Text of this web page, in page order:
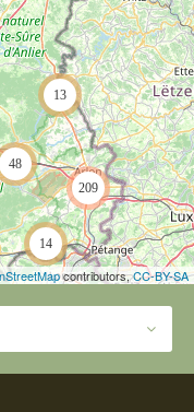
13
14
48
209
contributors,CC-BY-SA